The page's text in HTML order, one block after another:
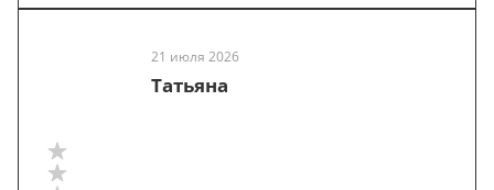
21 июля 2026
Татьяна